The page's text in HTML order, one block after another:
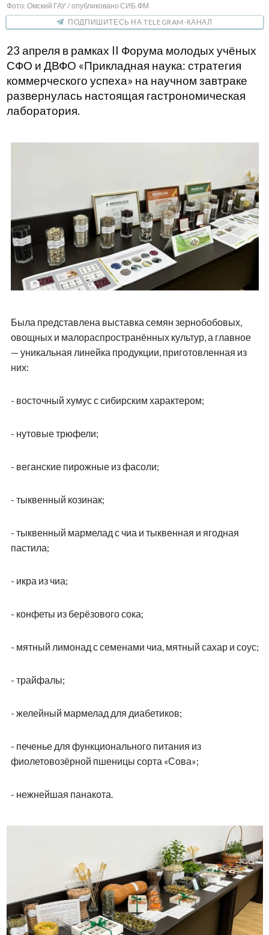
Фото: Омский ГАУ / опубликовано СИБ.ФМ
ПОДПИШИТЕСЬ НА TELEGRAM-КАНАЛ
23 апреля в рамках II Форума молодых учёных
СФО и ДВФО «Прикладная наука: стратегия
коммерческого успеха» на научном завтраке
развернулась настоящая гастрономическая
лаборатория.
Была представлена выставка семян зернобобовых,
овощных и малораспространённых культур, а главное
— уникальная линейка продукции, приготовленная из
них:
- восточный хумус с сибирским характером;
- нутовые трюфели;
- веганские пирожные из фасоли;
- тыквенный козинак;
- тыквенный мармелад с чиа и тыквенная и ягодная
пастила;
- икра из чиа;
- конфеты из берёзового сока;
- мятный лимонад с семенами чиа, мятный сахар и соус;
- трайфалы;
- желейный мармелад для диабетиков;
- печенье для функционального питания из
фиолетовозёрной пшеницы сорта «Сова»;
- нежнейшая панакота.